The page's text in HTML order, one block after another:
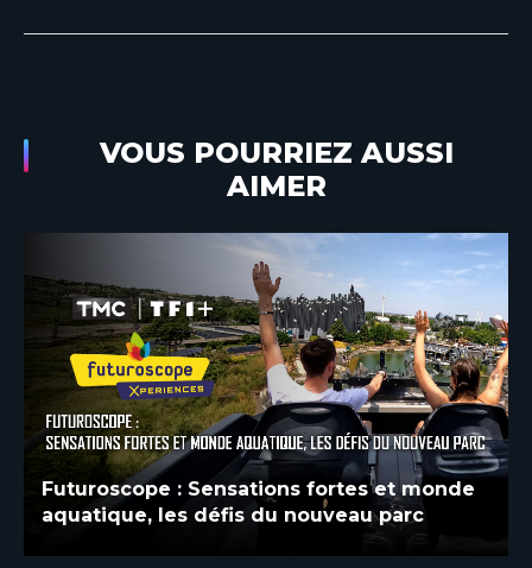
VOUS POURRIEZ AUSSI
AIMER
Futuroscope : Sensations fortes et monde
aquatique, les défis du nouveau parc